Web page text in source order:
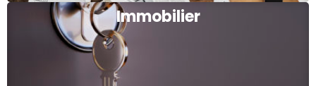
Immobilier